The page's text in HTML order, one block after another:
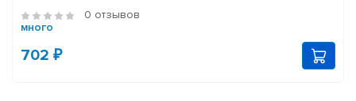
0 отзывов
много
702 ₽